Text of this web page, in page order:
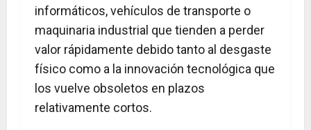
informáticos, vehículos de transporte o
maquinaria industrial que tienden a perder
valor rápidamente debido tanto al desgaste
físico como a la innovación tecnológica que
los vuelve obsoletos en plazos
relativamente cortos.